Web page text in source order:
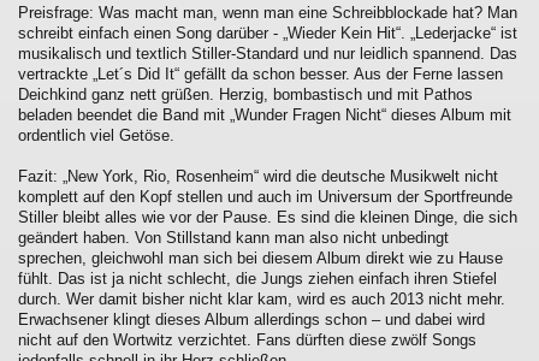
Preisfrage: Was macht man, wenn man eine Schreibblockade hat? Man
schreibt einfach einen Song darüber - „Wieder Kein Hit“. „Lederjacke“ ist
musikalisch und textlich Stiller-Standard und nur leidlich spannend. Das
vertrackte „Let´s Did It“ gefällt da schon besser. Aus der Ferne lassen
Deichkind ganz nett grüßen. Herzig, bombastisch und mit Pathos
beladen beendet die Band mit „Wunder Fragen Nicht“ dieses Album mit
ordentlich viel Getöse.
Fazit: „New York, Rio, Rosenheim“ wird die deutsche Musikwelt nicht
komplett auf den Kopf stellen und auch im Universum der Sportfreunde
Stiller bleibt alles wie vor der Pause. Es sind die kleinen Dinge, die sich
geändert haben. Von Stillstand kann man also nicht unbedingt
sprechen, gleichwohl man sich bei diesem Album direkt wie zu Hause
fühlt. Das ist ja nicht schlecht, die Jungs ziehen einfach ihren Stiefel
durch. Wer damit bisher nicht klar kam, wird es auch 2013 nicht mehr.
Erwachsener klingt dieses Album allerdings schon – und dabei wird
nicht auf den Wortwitz verzichtet. Fans dürften diese zwölf Songs